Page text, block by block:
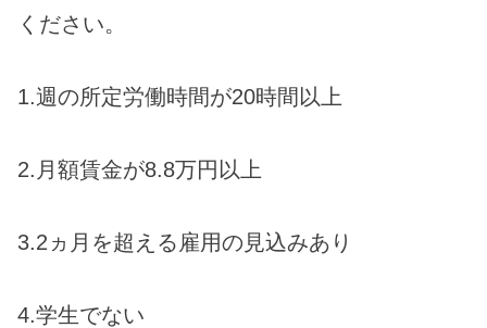
ください。
1.週の所定労働時間が20時間以上
2.月額賃金が8.8万円以上
3.2ヵ月を超える雇用の見込みあり
4.学生でない